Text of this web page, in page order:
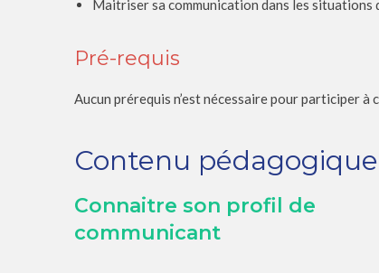
Maitriser sa communication dans les
Pré-requis
Aucun prérequis n’est nécessaire pour participer
Contenu pédagogique
Connaitre son profil de
communicant